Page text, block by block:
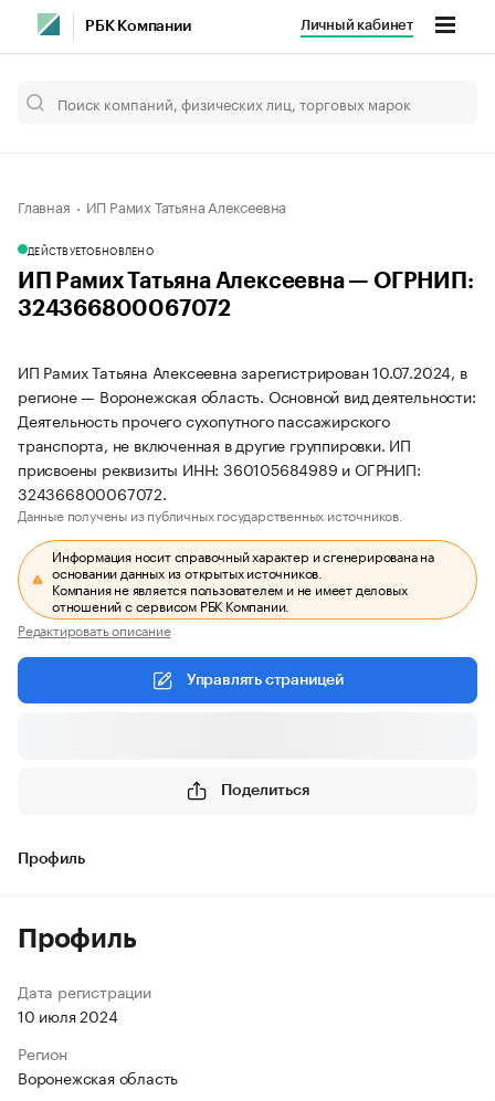
РБК Компании Личный кабинет
Главная ИП Рамих Татьяна Алексеевна
ДЕЙСТВУЕТОБНОВЛЕНО
ИП Рамих Татьяна Алексеевна — ОГРНИП:
324366800067072
ИП Рамих Татьяна Алексеевна зарегистрирован 10.07.2024, в
регионе — Воронежская область. Основной вид деятельности:
Деятельность прочего сухопутного пассажирского
транспорта, не включенная в другие группировки. ИП
присвоены реквизиты ИНН: 360105684989 и ОГРНИП:
324366800067072.
Данные получены из публичных государственных источников.
Информация носит справочный характер и сгенерирована на
основании данных из открытых источников.
Компания не является пользователем и не имеет деловых
отношений с сервисом РБК Компании.
Редактировать описание
Управлять страницей
Поделиться
Профиль
Профиль
Дата регистрации
10 июля 2024
Регион
Воронежская область